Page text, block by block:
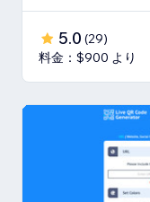
5.0 (29)
料金：$900 より